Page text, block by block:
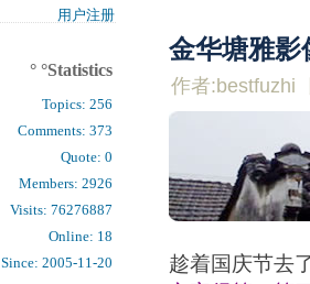
金华塘雅影
作者:bestfuzhi
趁着国庆节去
用户注册
° °Statistics
Topics:256
Comments: 373
Quote: 0
Members: 2926
Visits: 76276887
Online: 18
Since: 2005-11-20